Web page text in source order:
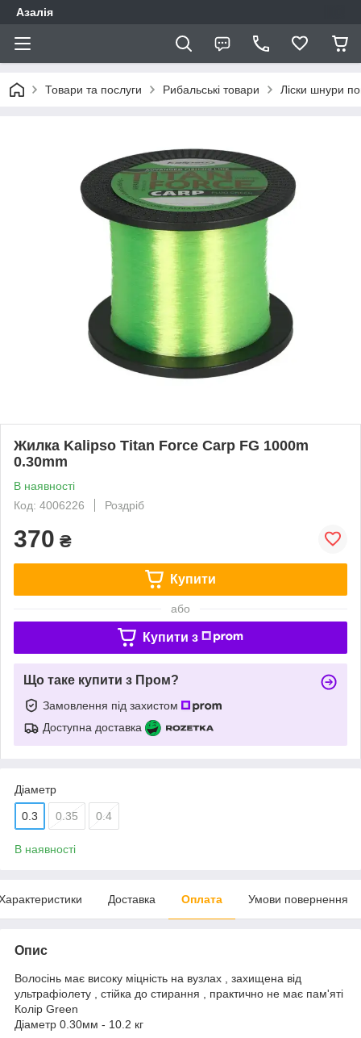
Азалія
Товари та послуги Рибальські товари Ліски шнури
Жилка Kalipso Titan Force Carp FG 1000m
0.30mm
В наявності
Код: 4006226
Роздріб
370 ₴
Купити
або
Купити з
Що таке купити з Пром?
Замовлення під захистом
Доступна доставка
Діаметр
0.3 0.35 0.4
В наявності
Доставка Оплата Умови повернення
Опис
Волосінь має високу міцність на вузлах , захищена від
ультрафіолету , стійка до стирання , практично не має пам'яті
Колір Green
Діаметр 0.30мм - 10.2 кг